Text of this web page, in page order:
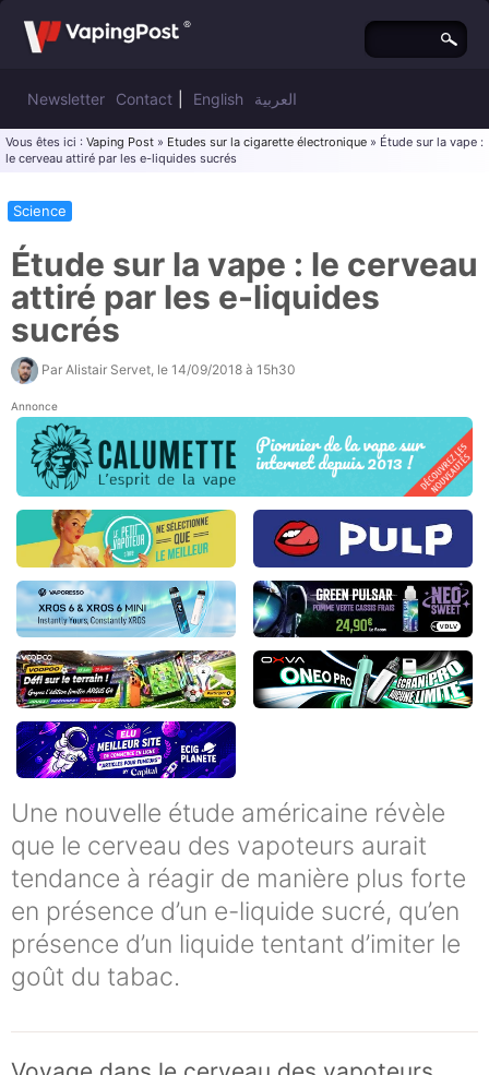
Newsletter Contact English العربية
Vous êtes ici : Vaping Post » Etudes sur la cigarette électronique » Étude sur la vape :
le cerveau attiré par les e-liquides sucrés
Science
Étude sur la vape : le cerveau
attiré par les e-liquides
sucrés
Par Alistair Servet , le 14/09/2018 à 15h30
Annonce
Une nouvelle étude américaine révèle
que le cerveau des vapoteurs aurait
tendance à réagir de manière plus forte
en présence d’un e-liquide sucré, qu’en
présence d’un liquide tentant d’imiter le
goût du tabac.